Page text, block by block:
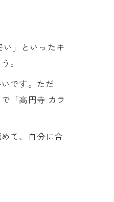
」といったキ
。
です。ただ
「高円寺 カラ
て、自分に合